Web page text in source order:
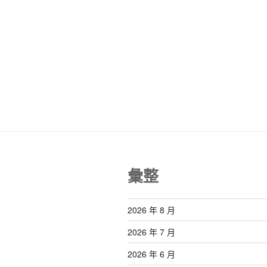
彙整
2026 年 8 月
2026 年 7 月
2026 年 6 月